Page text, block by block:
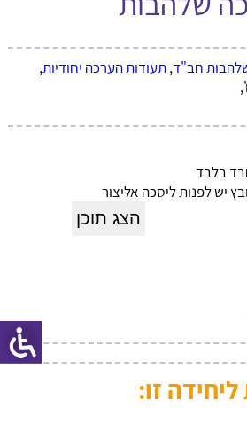
חב"ד,תעודות הערכה יחודיות,
בלבד
יש לפנות ליסכה אליצור
זו: